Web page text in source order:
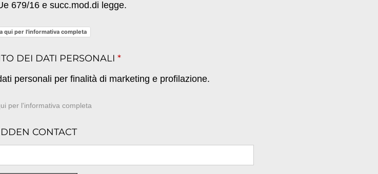
679/16 e succ.mod.di legge.
qui per l'informativa completa
DEI DATI PERSONALI *
personali per finalità di marketing e profilazione.
per l'informativa completa
CONTACT